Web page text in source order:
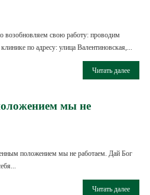
свою работу: проводим
по адресу: улица Валентиновская,...
Читать далее
мы не
положением мы не работаем. Дай Бог
Читать далее